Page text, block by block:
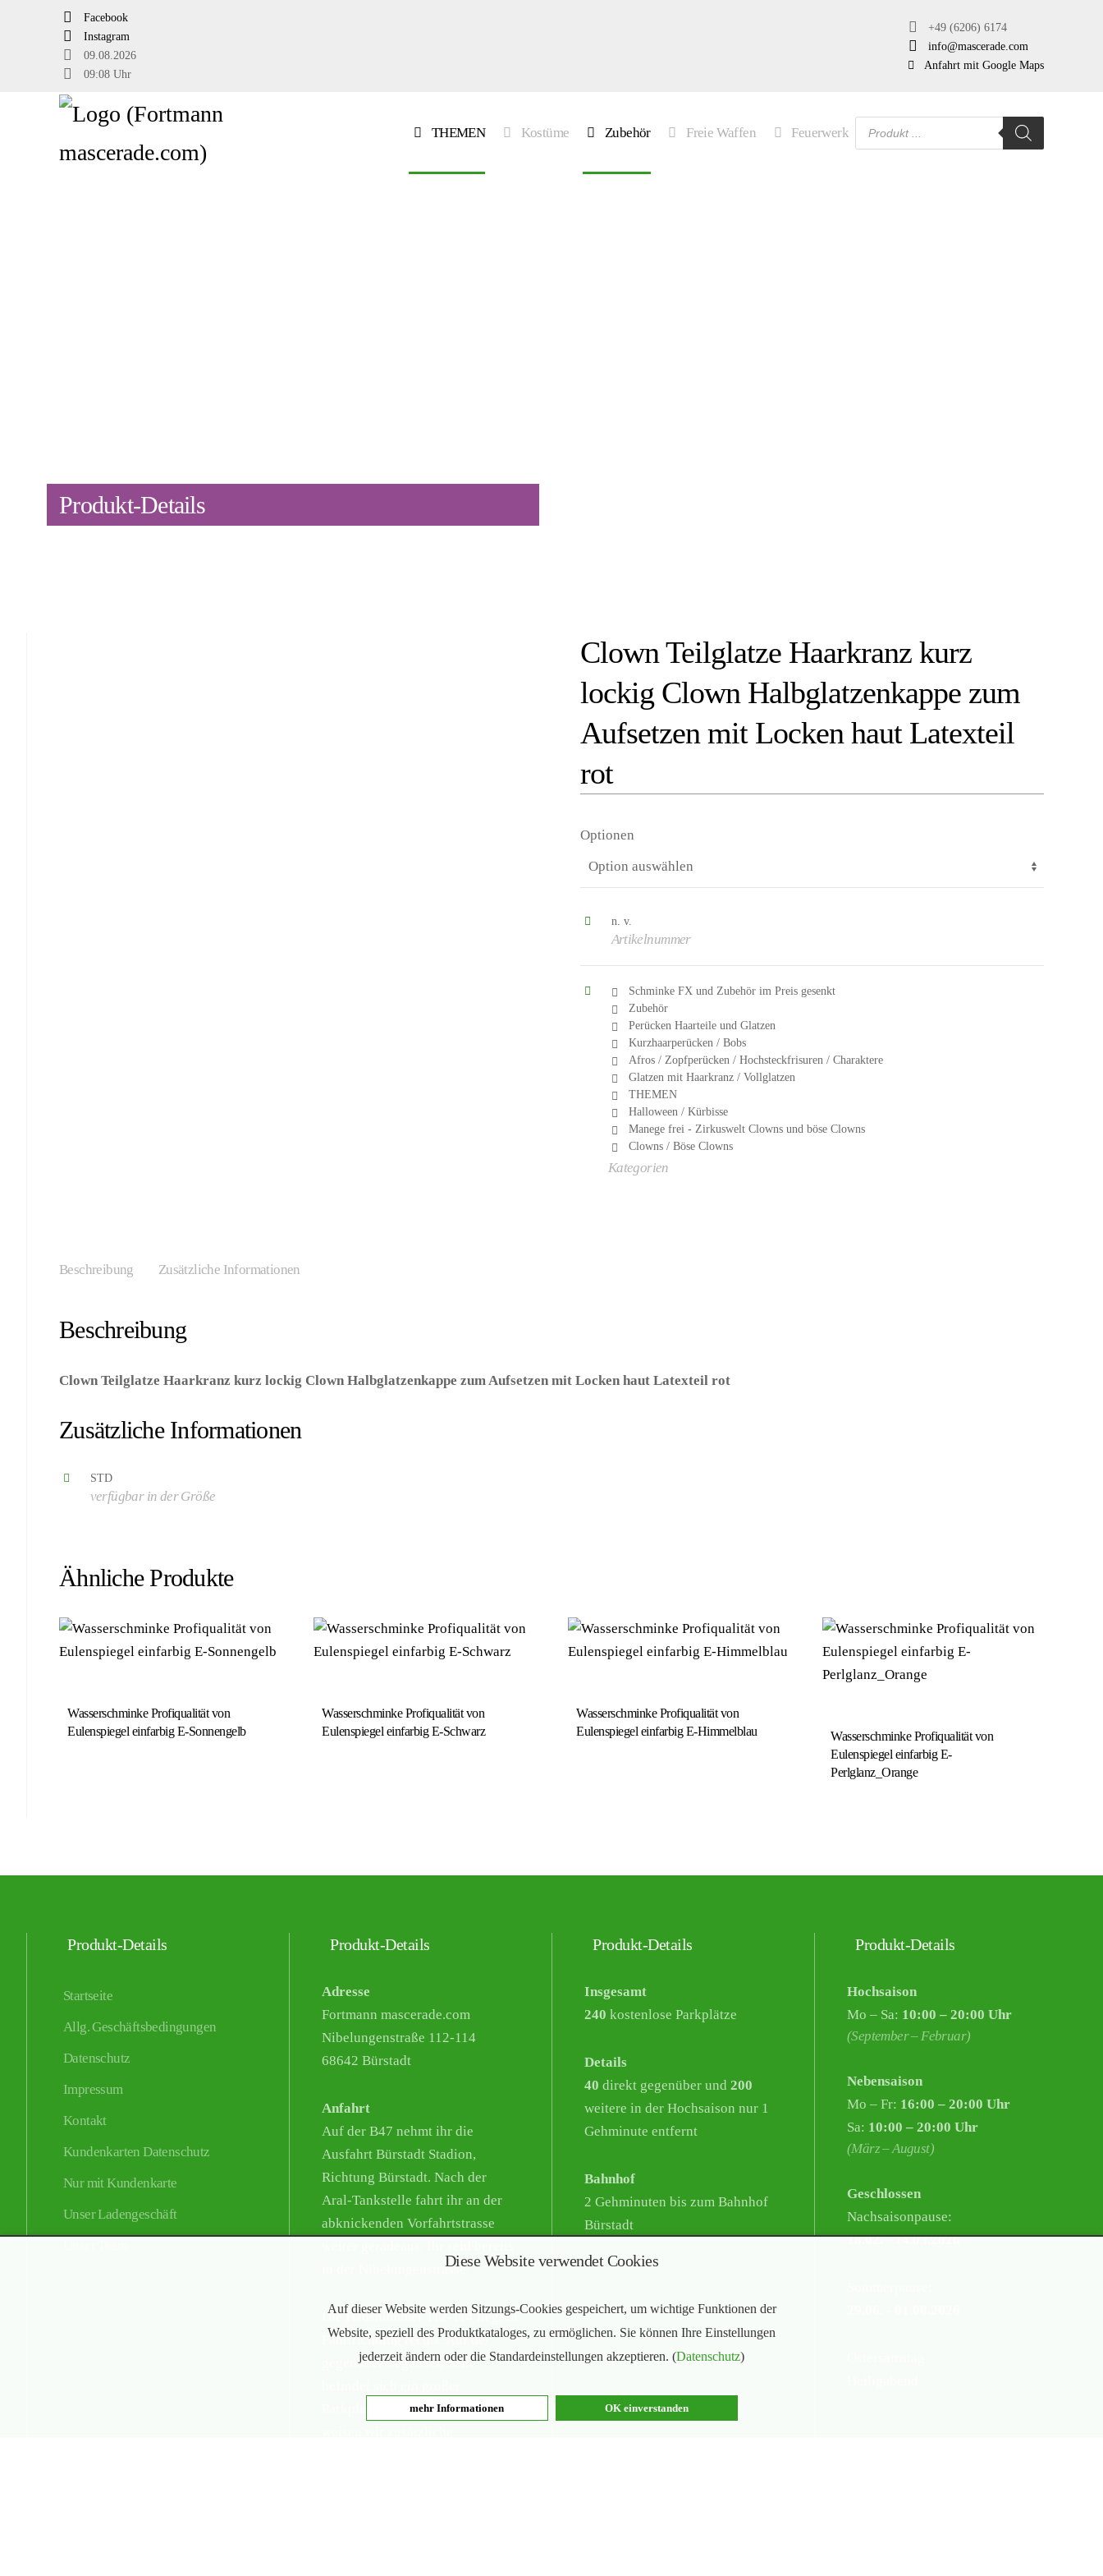
Facebook
Instagram
09.08.2026
09:08 Uhr
+49 (6206) 6174
info@mascerade.com
Anfahrt mit Google Maps
THEMEN Kostüme Zubehör Freie Waffen Feuerwerk
Products
search
Produkt-Details
Clown Teilglatze Haarkranz kurz
lockig Clown Halbglatzenkappe zum
Aufsetzen mit Locken haut Latexteil
rot
Optionen
n. v.
Artikelnummer
Schminke FX und Zubehör im Preis gesenkt
Zubehör
Perücken Haarteile und Glatzen
Kurzhaarperücken / Bobs
Afros / Zopfperücken / Hochsteckfrisuren / Charaktere
Glatzen mit Haarkranz / Vollglatzen
THEMEN
Halloween / Kürbisse
Manege frei - Zirkuswelt Clowns und böse Clowns
Clowns / Böse Clowns
Kategorien
Beschreibung Zusätzliche Informationen
Beschreibung
Clown Teilglatze Haarkranz kurz lockig Clown Halbglatzenkappe zum Aufsetzen mit Locken haut Latexteil rot
Zusätzliche Informationen
STD
verfügbar in der Größe
Ähnliche Produkte
Wasserschminke Profiqualität von
Eulenspiegel einfarbig E-Sonnengelb
Wasserschminke Profiqualität von
Eulenspiegel einfarbig E-Schwarz
Wasserschminke Profiqualität von
Eulenspiegel einfarbig E-Himmelblau
Wasserschminke Profiqualität von
Eulenspiegel einfarbig E-
Perlglanz_Orange
Produkt-Details
Startseite
Allg. Geschäftsbedingungen
Datenschutz
Impressum
Kontakt
Kundenkarten Datenschutz
Nur mit Kundenkarte
Unser Ladengeschäft
Produkt-Details
Adresse
Fortmann mascerade.com
Nibelungenstraße 112-114
68642 Bürstadt
Anfahrt
Auf der B47 nehmt ihr die
Ausfahrt Bürstadt Stadion,
Richtung Bürstadt. Nach der
Aral-Tankstelle fahrt ihr an der
abknickenden Vorfahrtstrasse
in der Nibelungenstrasse.
Die Hausnummer 112-114 liegt in
Fahrtrichtung rechts. Auf der
gegenüber liegenden Seite
Parkplatz. In der Hochsaison
Produkt-Details
Insgesamt
240 kostenlose Parkplätze
Details
40 direkt gegenüber und 200
weitere in der Hochsaison nur 1
Gehminute entfernt
Bahnhof
2 Gehminuten bis zum Bahnhof
Bürstadt
Produkt-Details
Hochsaison
Mo – Sa: 10:00 – 20:00 Uhr
(September – Februar)
Nebensaison
Mo – Fr: 16:00 – 20:00 Uhr
Sa: 10:00 – 20:00 Uhr
(März – August)
Geschlossen
Nachsaisonpause:
18.02. - 14.03.2026
Diese Website verwendet Cookies
Auf dieser Website werden Sitzungs-Cookies gespeichert, um wichtige Funktionen der
Website, speziell des Produktkataloges, zu ermöglichen. Sie können Ihre Einstellungen
jederzeit ändern oder die Standardeinstellungen akzeptieren. (Datenschutz)
mehr Informationen OK einverstanden